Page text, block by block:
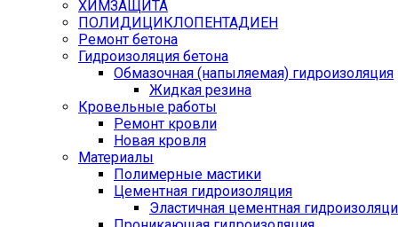
ХИМЗАЩИТА
ПОЛИДИЦИКЛОПЕНТАДИЕН
Ремонт бетона
Гидроизоляция бетона
Обмазочная (напыляемая) гидроизоляция
Жидкая резина
Кровельные работы
Ремонт кровли
Новая кровля
Материалы
Полимерные мастики
Цементная гидроизоляция
Эластичная цементная